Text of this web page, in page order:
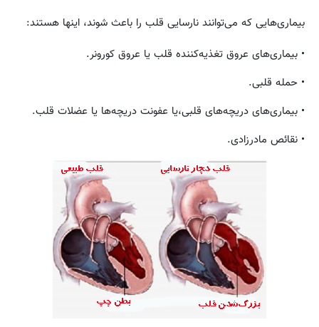
بیماری‌هایی که می‌توانند نارسایی قلب را باعث شوند، اینها هستند:
• بیماری‌های عروق تغذیه‌کننده قلب یا عروق کورونر.
• حمله قلبی.
• بیماری‌های دریچه‌های قلبی،یا عفونت دریچه‌ها یا عضلات قلب.
• نقائص مادرزادی.